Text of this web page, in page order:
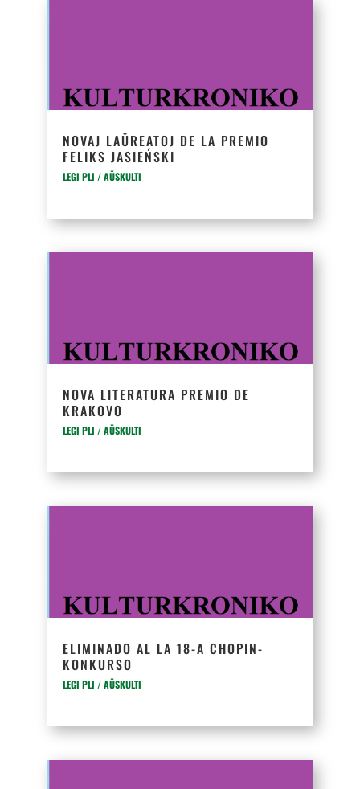
NOVAJ LAŬREATOJ DE LA PREMIO
FELIKS JASIEŃSKI
LEGI PLI / AŬSKULTI
NOVA LITERATURA PREMIO DE
KRAKOVO
LEGI PLI / AŬSKULTI
ELIMINADO AL LA 18-A CHOPIN-
KONKURSO
LEGI PLI / AŬSKULTI